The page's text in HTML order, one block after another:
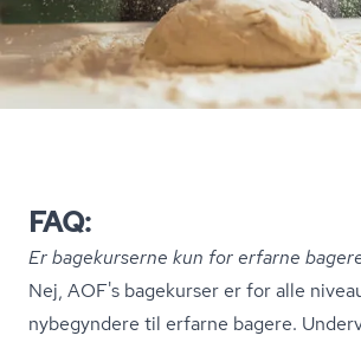
FAQ:
Er bagekurserne kun for erfarne
Nej, AOF's bagekurser er for alle
nybegyndere til erfarne bagere.